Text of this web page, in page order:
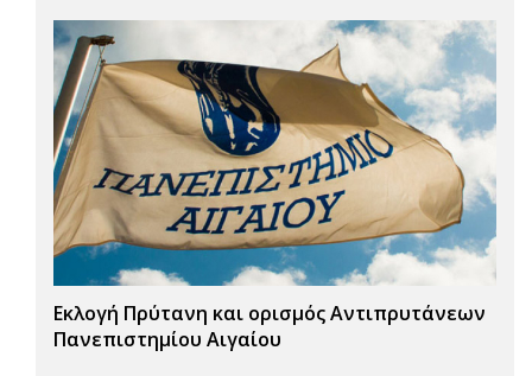
Εκλογή Πρύτανη και ορισμός Αντιπρυτάνεων
Πανεπιστημίου Αιγαίου